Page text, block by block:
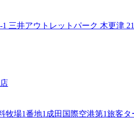
三井アウトレットパーク 木更津
牧場1番地1成田国際空港第1旅客